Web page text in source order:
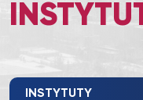
INSTYTUTY